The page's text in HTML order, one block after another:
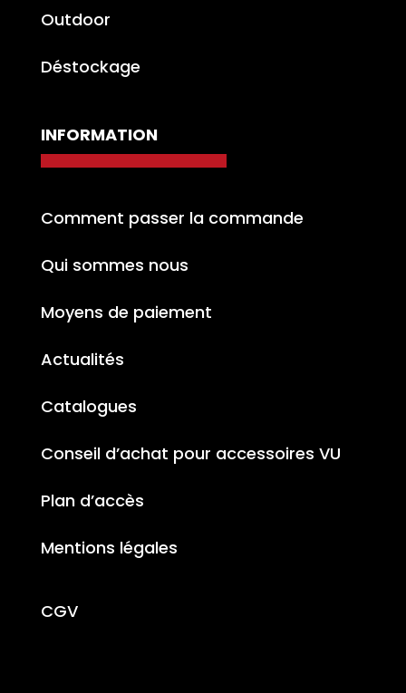
Outdoor
Déstockage
INFORMATION
Comment passer la commande
Qui sommes nous
Moyens de paiement
Actualités
Catalogues
Conseil d’achat pour accessoires VU
Plan d’accès
Mentions légales
CGV